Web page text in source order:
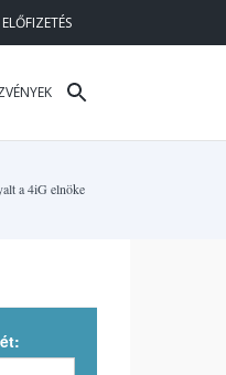
a 4iG elnöke